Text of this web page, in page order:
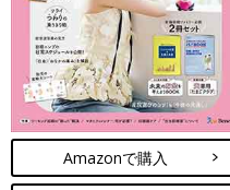
Amazonで購入